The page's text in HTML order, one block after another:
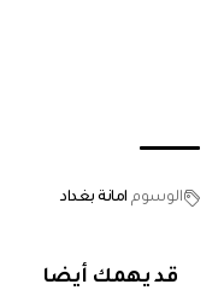
الوسوم امانة بغداد
قد يهمك أيضا